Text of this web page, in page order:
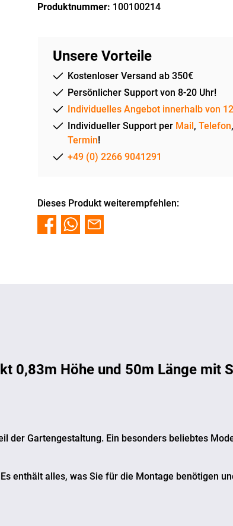
Produktnummer: 100100214
Unsere Vorteile
Kostenloser Versand ab 350€
Persönlicher Support von 8-20 Uhr!
Individuelles Angebot innerhalb von
Individueller Support per Mail, Telefon,
Termin!
+49 (0) 2266 9041291
Dieses Produkt weiterempfehlen:
0,83m Höhe und 50m Länge mit
der Gartengestaltung. Ein besonders beliebtes
enthält alles, was Sie für die Montage benötigen